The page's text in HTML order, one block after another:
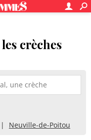
crèches
Neuville-de-Poitou